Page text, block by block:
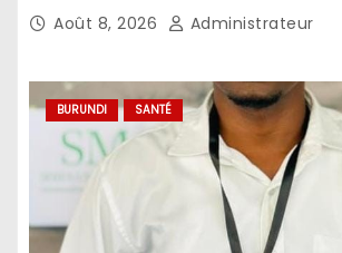
Août 8, 2026 Administrateur
BURUNDI SANTÉ